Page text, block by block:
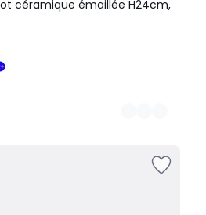
céramique émaillée H24cm,